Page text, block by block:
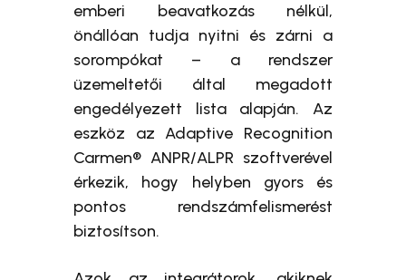
emberi beavatkozás nélkül,
önállóan tudja nyitni és zárni a
sorompókat – a rendszer
üzemeltetői által megadott
engedélyezett lista alapján. Az
eszköz az Adaptive Recognition
Carmen® ANPR/ALPR szoftverével
érkezik, hogy helyben gyors és
pontos rendszámfelismerést
biztosítson.